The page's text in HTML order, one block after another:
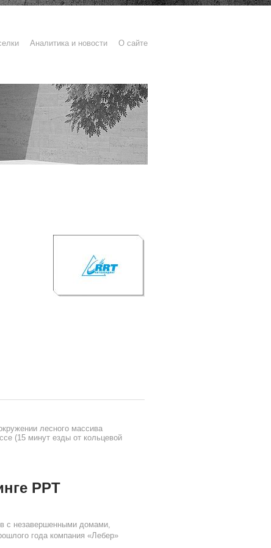
Аналитика и новости О сайте
лесного массива
(15 минут езды от кольцевой
РРТ
с незавершенными домами,
года компания «Лебер»